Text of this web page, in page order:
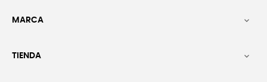
MARCA 
TIENDA 